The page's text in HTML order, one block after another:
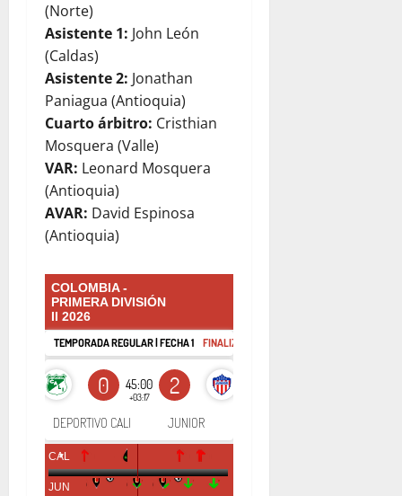
(Norte)
Asistente 1: John León
(Caldas)
Asistente 2: Jonathan
Paniagua (Antioquia)
Cuarto árbitro: Cristhian
Mosquera (Valle)
VAR: Leonard Mosquera
(Antioquia)
AVAR: David Espinosa
(Antioquia)